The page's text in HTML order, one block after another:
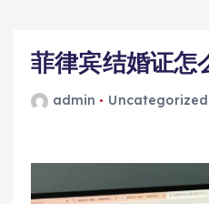
菲律宾结婚证怎
admin Uncategorized